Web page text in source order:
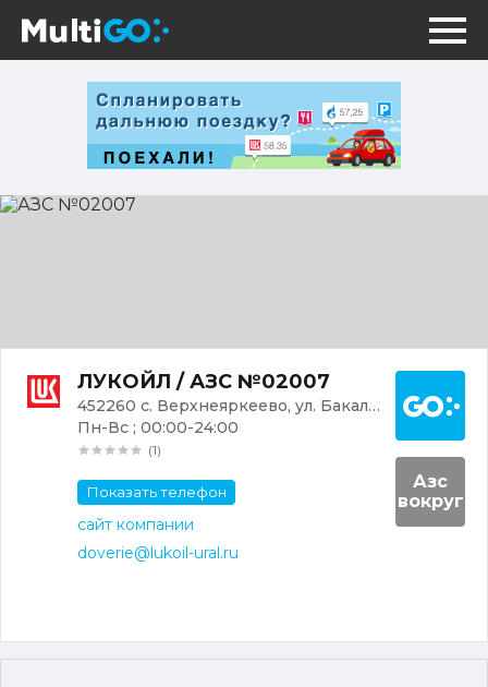
АЗС
ЛУКОЙЛ / АЗС №02007
452260 с. Верхнеяркеево, ул. Бакалинская, 6
Пн-Вс ; 00:00-24:00
(1)
Показать телефон
сайт компании
doverie@lukoil-ural.ru
Азс
вокруг